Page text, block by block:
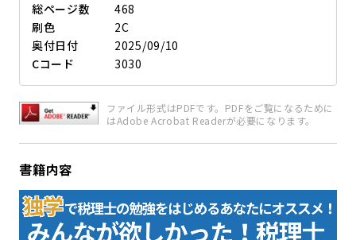
総ページ数
468
刷色
2C
奥付日付
2025/09/10
Cコード
3030
ファイル形式はPDFです。PDFをご覧になるために
はAdobe Acrobat Readerが必要になります。
書籍内容